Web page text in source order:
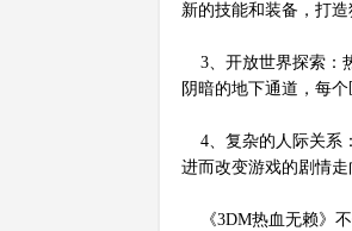
新的技能和装备，打造
3、开放世界探索：
阴暗的地下通道，每
4、复杂的人际关系
进而改变游戏的剧情走
《3DM热血无赖》不